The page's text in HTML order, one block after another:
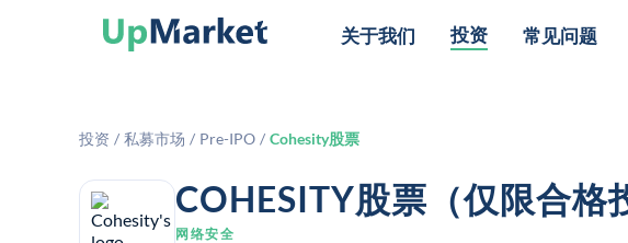
关于我们 投资 常见问题
投资 / 私募市场 / Pre-IPO / Cohesity股票
COHESITY股票（仅限合格
网络安全